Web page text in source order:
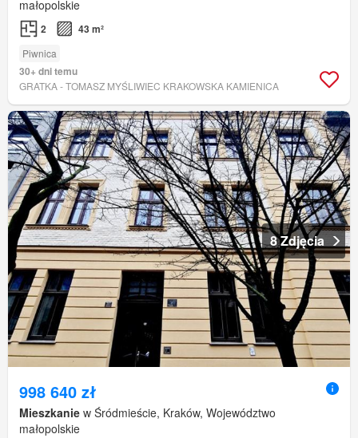
małopolskie
2 43 m²
Piwnica
30+ dni temu
GRATKA - TOMASZ MYŚLIWIEC KRAKOWSKA KAMIENICA
8 Zdjęcia
998 640 zł
Mieszkanie w Śródmieście, Kraków, Województwo
małopolskie